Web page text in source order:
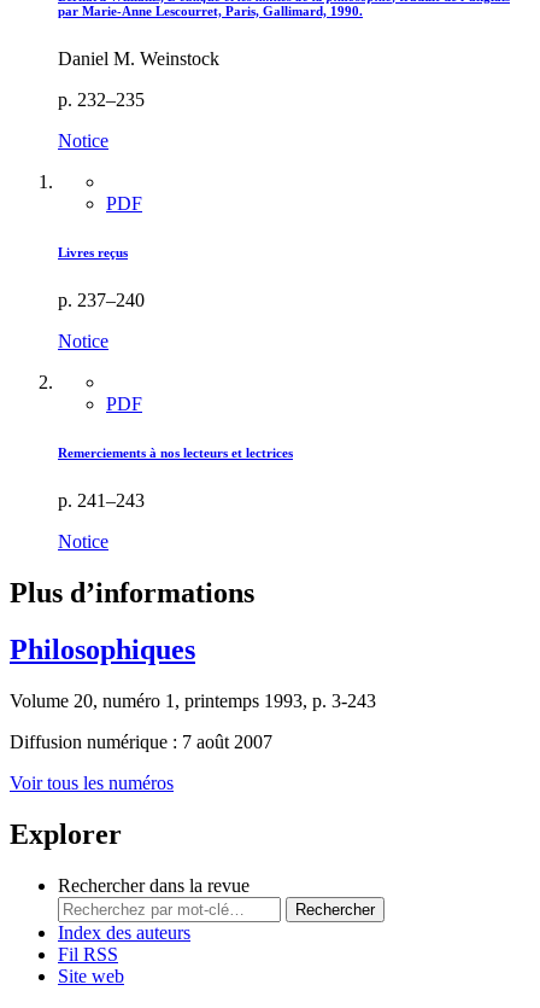
par Marie-Anne Lescourret, Paris, Gallimard, 1990.
Daniel M. Weinstock
p. 232–235
Notice
PDF
Livres reçus
p. 237–240
Notice
PDF
Remerciements à nos lecteurs et lectrices
p. 241–243
Notice
Plus d’informations
Philosophiques
Volume 20, numéro 1, printemps 1993, p. 3-243
Diffusion numérique : 7 août 2007
Voir tous les numéros
Explorer
Rechercher dans la revue
Rechercher
Index des auteurs
Fil RSS
Site web